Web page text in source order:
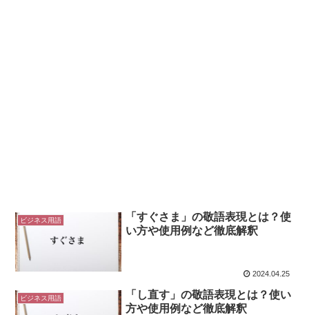
ビジネス用語
「すぐさま」の敬語表現とは？使
い方や使用例など徹底解釈
2024.04.25
ビジネス用語
「し直す」の敬語表現とは？使い
方や使用例など徹底解釈